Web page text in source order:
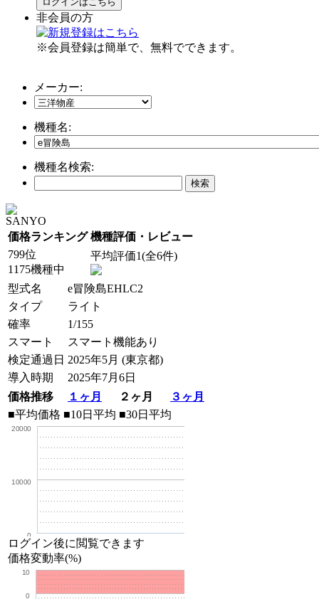
非会員の方
※会員登録は簡単で、無料でできます。
メーカー:
機種名:
機種名検索:
SANYO
価格ランキング 機種評価・レビュー
799位
1175機種中
平均評価1(全6件)
型式名
e冒険島EHLC2
タイプ
ライト
確率
1/155
スマート
スマート機能あり
検定通過日 2025年5月 (東京都)
導入時期
2025年7月6日
価格推移
１ヶ月 ２ヶ月
３ヶ月
■平均価格 ■10日平均 ■30日平均
0
10000
20000
ログイン後に閲覧できます
価格変動率(%)
0
10